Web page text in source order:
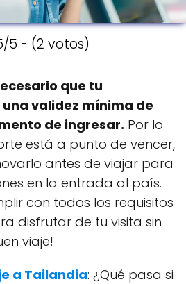
5 - (2 votos)
que tu
validez mínima de
de ingresar. Por lo
está a punto de vencer,
antes de viajar para
en la entrada al país.
con todos los requisitos
disfrutar de tu visita sin
viaje!
a Tailandia: ¿Qué pasa si